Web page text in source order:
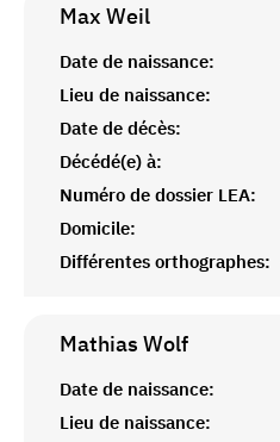
Max Weil
Date de naissance:
Lieu de naissance:
Date de décès:
Décédé(e) à:
Numéro de dossier LEA:
Domicile:
Différentes orthographes:
Mathias Wolf
Date de naissance:
Lieu de naissance: